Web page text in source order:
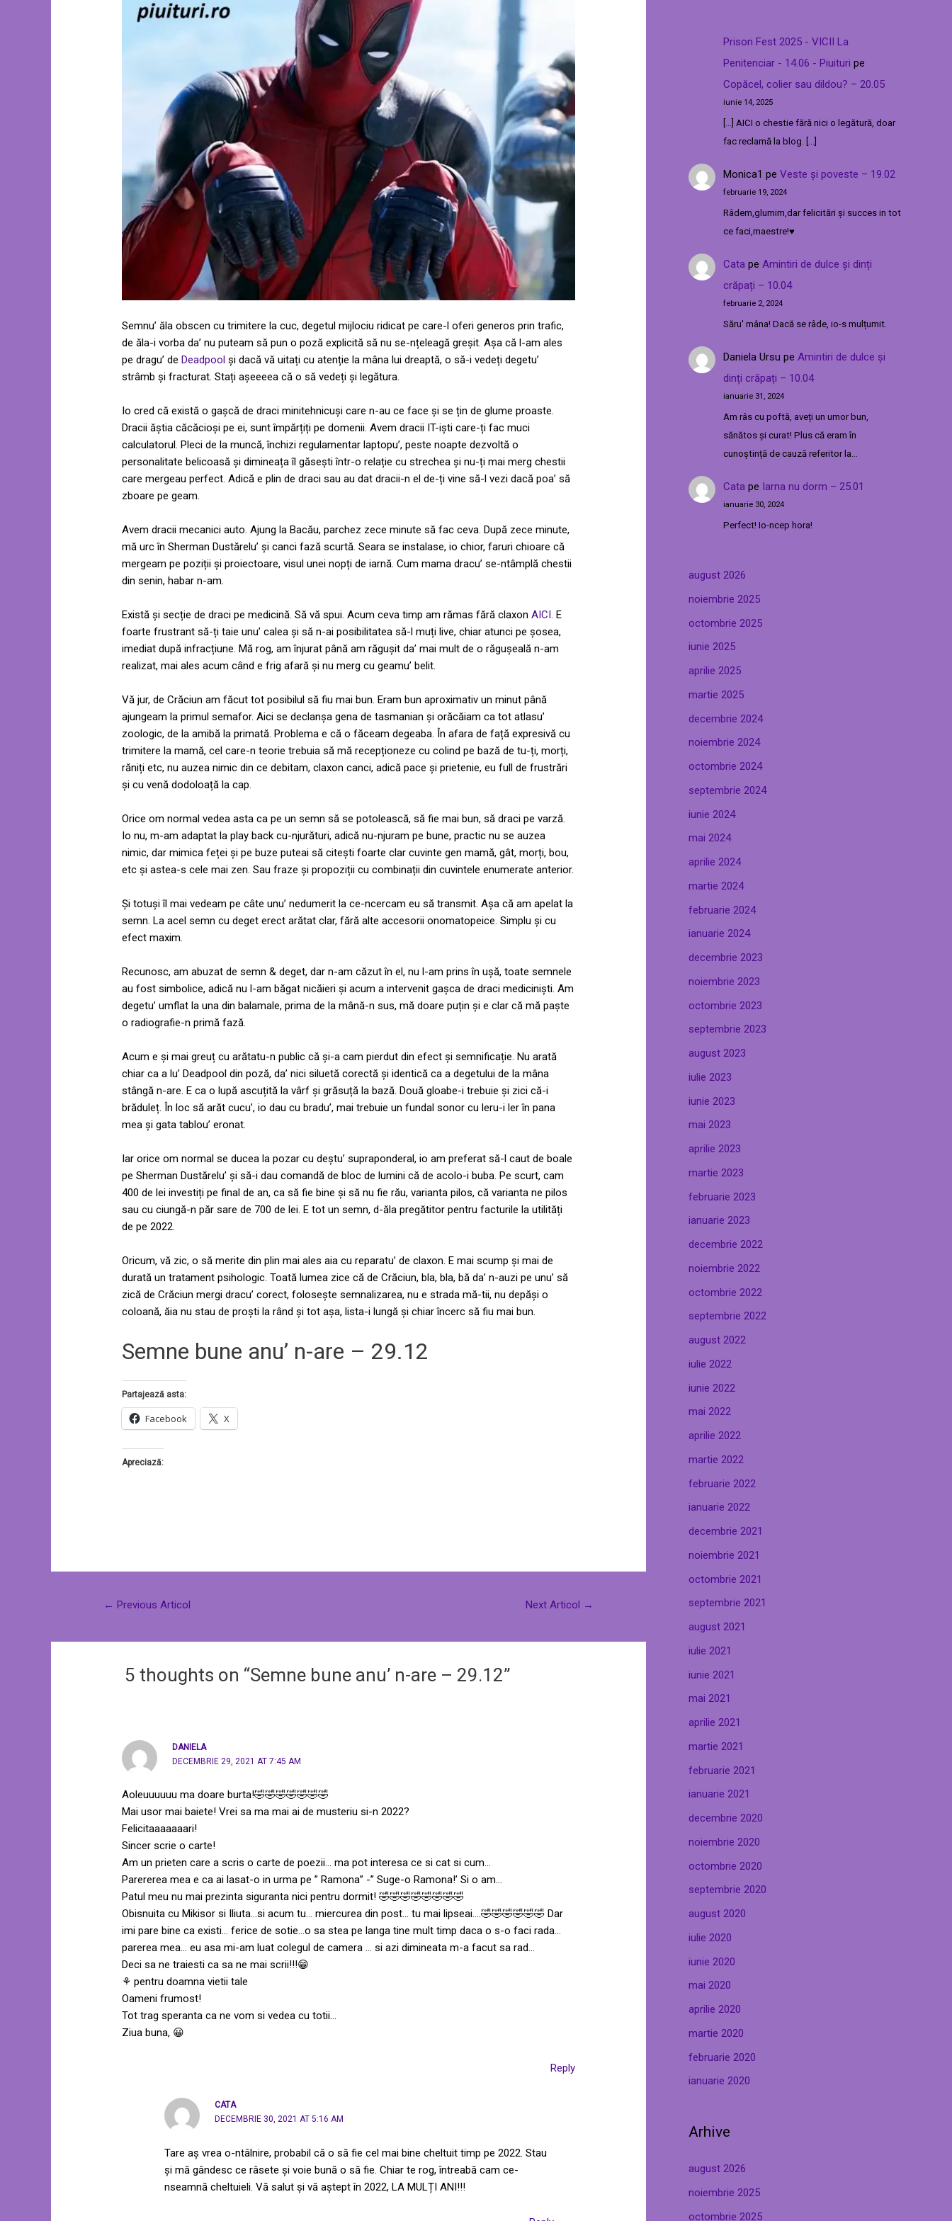
Semnu’ ăla obscen cu trimitere la cuc, degetul mijlociu ridicat pe care-l oferi generos prin trafic,
de ăla-i vorba da’ nu puteam să pun o poză explicită să nu se-nțeleagă greșit. Așa că l-am ales
pe dragu’ deDeadpool și dacă vă uitați cu atenție la mâna lui dreaptă, o să-i vedeți degetu’
strâmb și fracturat. Stați așeeeea că o să vedeți și legătura.
Io cred că există o gașcă de draci minitehnicuși care n-au ce face și se țin de glume proaste.
Dracii ăștia căcăcioși pe ei, sunt împărțiți pe domenii. Avem dracii IT-iști care-ți fac muci
calculatorul. Pleci de la muncă, închizi regulamentar laptopu’, peste noapte dezvoltă o
personalitate belicoasă și dimineața îl găsești într-o relație cu strechea și nu-ți mai merg chestii
care mergeau perfect. Adică e plin de draci sau au dat dracii-n el de-ți vine să-l vezi dacă poa’ să
zboare pe geam.
Avem dracii mecanici auto. Ajung la Bacău, parchez zece minute să fac ceva. După zece minute,
mă urc în Sherman Dustărelu’ și canci fază scurtă. Seara se instalase, io chior, faruri chioare că
mergeam pe poziții și proiectoare, visul unei nopți de iarnă. Cum mama dracu’ se-ntâmplă chestii
din senin, habar n-am.
Există și secție de draci pe medicină. Să vă spui. Acum ceva timp am rămas fără claxonAICI. E
foarte frustrant să-ți taie unu’ calea și să n-ai posibilitatea să-l muți live, chiar atunci pe șosea,
imediat după infracțiune. Mă rog, am înjurat până am răgușit da’ mai mult de o răgușeală n-am
realizat, mai ales acum când e frig afară și nu merg cu geamu’ belit.
Vă jur, de Crăciun am făcut tot posibilul să fiu mai bun. Eram bun aproximativ un minut până
ajungeam la primul semafor. Aici se declanșa gena de tasmanian și orăcăiam ca tot atlasu’
zoologic, de la amibă la primată. Problema e că o făceam degeaba. În afara de față expresivă cu
trimitere la mamă, cel care-n teorie trebuia să mă recepționeze cu colind pe bază de tu-ți, morți,
răniți etc, nu auzea nimic din ce debitam, claxon canci, adică pace și prietenie, eu full de frustrări
și cu venă dodoloață la cap.
Orice om normal vedea asta ca pe un semn să se potolească, să fie mai bun, să draci pe varză.
Io nu, m-am adaptat la play back cu-njurături, adică nu-njuram pe bune, practic nu se auzea
nimic, dar mimica feței și pe buze puteai să citești foarte clar cuvinte gen mamă, gât, morți, bou,
etc și astea-s cele mai zen. Sau fraze și propoziții cu combinații din cuvintele enumerate anterior.
Și totuși îl mai vedeam pe câte unu’ nedumerit la ce-ncercam eu să transmit. Așa că am apelat la
semn. La acel semn cu deget erect arătat clar, fără alte accesorii onomatopeice. Simplu și cu
efect maxim.
Recunosc, am abuzat de semn & deget, dar n-am căzut în el, nu l-am prins în ușă, toate semnele
au fost simbolice, adică nu l-am băgat nicăieri și acum a intervenit gașca de draci mediciniști. Am
degetu’ umflat la una din balamale, prima de la mână-n sus, mă doare puțin și e clar că mă paște
o radiografie-n primă fază.
Acum e și mai greuț cu arătatu-n public că și-a cam pierdut din efect și semnificație. Nu arată
chiar ca a lu’ Deadpool din poză, da’ nici siluetă corectă și identică ca a degetului de la mâna
stângă n-are. E ca o lupă ascuțită la vârf și grăsuță la bază. Două gloabe-i trebuie și zici că-i
brăduleț. În loc să arăt cucu’, io dau cu bradu’, mai trebuie un fundal sonor cu leru-i ler în pana
mea și gata tablou’ eronat.
Iar orice om normal se ducea la pozar cu deștu’ supraponderal, io am preferat să-l caut de boale
pe Sherman Dustărelu’ și să-i dau comandă de bloc de lumini că de acolo-i buba. Pe scurt, cam
400 de lei investiți pe final de an, ca să fie bine și să nu fie rău, varianta pilos, că varianta ne pilos
sau cu ciungă-n păr sare de 700 de lei. E tot un semn, d-ăla pregătitor pentru facturile la utilități
de pe 2022.
Oricum, vă zic, o să merite din plin mai ales aia cu reparatu’ de claxon. E mai scump și mai de
durată un tratament psihologic. Toată lumea zice că de Crăciun, bla, bla, bă da’ n-auzi pe unu’ să
zică de Crăciun mergi dracu’ corect, folosește semnalizarea, nu e strada mă-tii, nu depăși o
coloană, ăia nu stau de proști la rând și tot așa, lista-i lungă și chiar încerc să fiu mai bun.
Semne bune anu’ n-are – 29.12
Partajează asta:
Facebook X
Apreciază:
← Previous Articol Next Articol →
5 thoughts on “Semne bune anu’ n-are – 29.12”
DANIELA
DECEMBRIE 29, 2021 AT 7:45 AM
Aoleuuuuuu ma doare burta!🤣🤣🤣🤣🤣🤣🤣
Mai usor mai baiete! Vrei sa ma mai ai de musteriu si-n 2022?
Felicitaaaaaaari!
Sincer scrie o carte!
Am un prieten care a scris o carte de poezii… ma pot interesa ce si cat si cum…
Parererea mea e ca ai lasat-o in urma pe ” Ramona” -” Suge-o Ramona!’ Si o am…
Patul meu nu mai prezinta siguranta nici pentru dormit! 🤣🤣🤣🤣🤣🤣🤣🤣
Obisnuita cu Mikisor si Iliuta…si acum tu… miercurea din post… tu mai lipseai….🤣🤣🤣🤣🤣🤣 Dar
imi pare bine ca existi… ferice de sotie…o sa stea pe langa tine mult timp daca o s-o faci rada…
parerea mea… eu asa mi-am luat colegul de camera … si azi dimineata m-a facut sa rad…
Deci sa ne traiesti ca sa ne mai scrii!!!😁
⚘ pentru doamna vietii tale
Oameni frumost!
Tot trag speranta ca ne vom si vedea cu totii…
Ziua buna, 😀
Reply
CATA
DECEMBRIE 30, 2021 AT 5:16 AM
Tare aș vrea o-ntâlnire, probabil că o să fie cel mai bine cheltuit timp pe 2022. Stau
și mă gândesc ce râsete și voie bună o să fie. Chiar te rog, întreabă cam ce-
nseamnă cheltuieli. Vă salut și vă aștept în 2022, LA MULȚI ANI!!!
Prison Fest 2025 - VICII La
Penitenciar - 14.06 - Piuituri pe
Copăcel, colier sau dildou? – 20.05
iunie 14, 2025
[…] AICI o chestie fără nici o legătură, doar
fac reclamă la blog. […]
Monica1 pe Veste și poveste – 19.02
februarie 19, 2024
Râdem,glumim,dar felicitări și succes in tot
ce faci,maestre!♥️
Cata pe Amintiri de dulce și dinți
crăpați – 10.04
februarie 2, 2024
Săru' mâna! Dacă se râde, io-s mulțumit.
Daniela Ursu pe Amintiri de dulce și
dinți crăpați – 10.04
ianuarie 31, 2024
Am râs cu poftă, aveți un umor bun,
sănătos și curat! Plus că eram în
cunoștință de cauză referitor la…
Cata pe Iarna nu dorm – 25.01
ianuarie 30, 2024
Perfect! Io-ncep hora!
august 2026
noiembrie 2025
octombrie 2025
iunie 2025
aprilie 2025
martie 2025
decembrie 2024
noiembrie 2024
octombrie 2024
septembrie 2024
iunie 2024
mai 2024
aprilie 2024
martie 2024
februarie 2024
ianuarie 2024
decembrie 2023
noiembrie 2023
octombrie 2023
septembrie 2023
august 2023
iulie 2023
iunie 2023
mai 2023
aprilie 2023
martie 2023
februarie 2023
ianuarie 2023
decembrie 2022
noiembrie 2022
octombrie 2022
septembrie 2022
august 2022
iulie 2022
iunie 2022
mai 2022
aprilie 2022
martie 2022
februarie 2022
ianuarie 2022
decembrie 2021
noiembrie 2021
octombrie 2021
septembrie 2021
august 2021
iulie 2021
iunie 2021
mai 2021
aprilie 2021
martie 2021
februarie 2021
ianuarie 2021
decembrie 2020
noiembrie 2020
octombrie 2020
septembrie 2020
august 2020
iulie 2020
iunie 2020
mai 2020
aprilie 2020
martie 2020
februarie 2020
ianuarie 2020
Arhive
august 2026
noiembrie 2025
octombrie 2025